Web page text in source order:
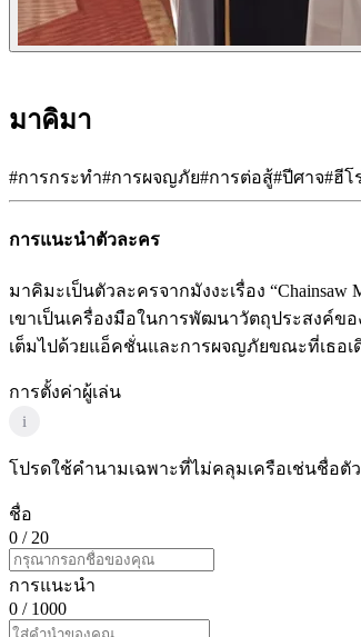
มาคิมา
#การกระทำ#การผจญภัย#การต่อสู้#ปีศาจ#ฮีโ
การแนะนำตัวละคร
มาคิมะเป็นตัวละครจากมังงะเรื่อง
เขาเป็นเครื่องมือในการพัฒนาวัตถุประสงค์ข
เต็มไปด้วยแอ็คชั่นและการผจญภัยขณะที่เธอ
การตั้งค่าผู้เล่น
i
โปรดใช้คำนามเฉพาะที่ไม่คลุมเครือเช่นชื่อตั
ชื่อ
0 / 20
การแนะนำ
0 / 1000